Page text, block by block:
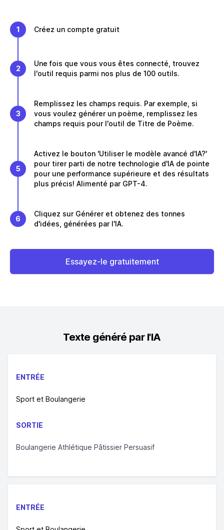
1 Créez un compte gratuit
2
Une fois que vous vous êtes connecté, trouvez
l'outil requis parmi nos plus de 100 outils.
3
Remplissez les champs requis. Par exemple, si
vous voulez générer un poème, remplissez les
champs requis pour l'outil de Titre de Poème.
5
Activez le bouton 'Utiliser le modèle avancé d'IA?'
pour tirer parti de notre technologie d'IA de pointe
pour une performance supérieure et des résultats
plus précis! Alimenté par GPT-4.
6
Cliquez sur Générer et obtenez des tonnes
d'idées, générées par l'IA.
Essayez-le gratuitement
Texte généré par l'IA
ENTRÉE
Sport et Boulangerie
SORTIE
Boulangerie Athlétique Pâtissier Persuasif
ENTRÉE